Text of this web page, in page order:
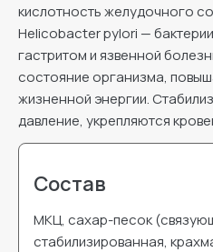
кислотность желудочного
Helicobacter pylori —
гастритом и язвенной
состояние организма,
жизненной энергии.
давление, укрепляются
Состав
МКЦ, сахар-песок
стабилизированная,